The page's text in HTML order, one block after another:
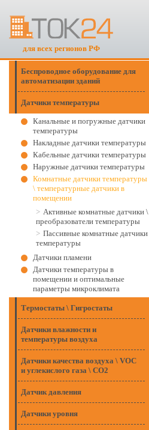
для всех регионов РФ
Беспроводное оборудование для
автоматизации зданий
Датчики температуры
Канальные и погружные датчики
температуры
Накладные датчики температуры
Кабельные датчики температуры
Наружные датчики температуры
Комнатные датчики температуры
\ температурные датчики в
помещении
Активные комнатные датчики \
преобразователи температуры
Пассивные комнатные датчики
температуры
Датчики пламени
Датчики температуры в
помещении и оптимальные
параметры микроклимата
Термостаты \ Гигростаты
Датчики влажности и
температуры воздуха
Датчики качества воздуха \ VOC
и углекислого газа \ CO2
Датчик давления
Датчики уровня